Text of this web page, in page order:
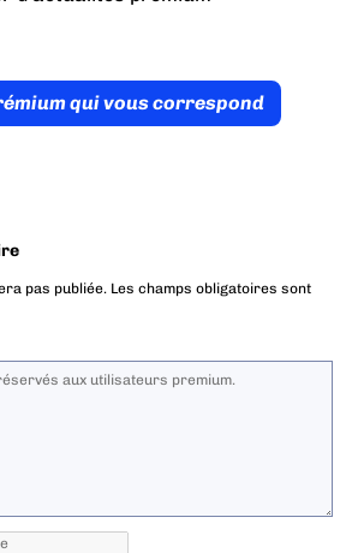
qui vous correspond
pas publiée. Les champs obligatoires sont